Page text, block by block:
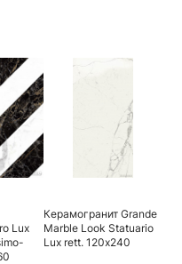
Lux
Керамогранит Grande
Marble Look Statuario
Lux rett. 120х240